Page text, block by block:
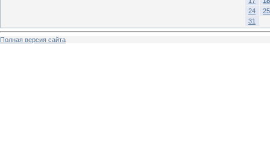
24
25
31
Полная версия сайта